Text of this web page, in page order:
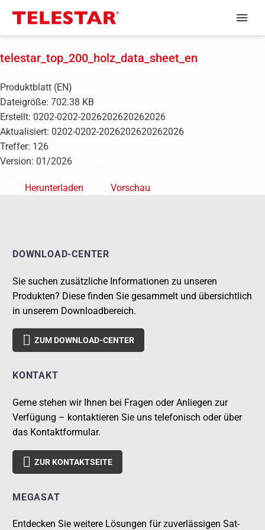
telestar_top_200_holz_data_sheet_en
Produktblatt (EN)
Dateigröße: 702.38 KB
Erstellt: 0202-0202-2026202620262026
Aktualisiert: 0202-0202-2026202620262026
Treffer: 126
Version: 01/2026
Herunterladen Vorschau
DOWNLOAD-CENTER
Sie suchen zusätzliche Informationen zu unseren
Produkten? Diese finden Sie gesammelt und übersichtlich
in unserem Downloadbereich.
 ZUM DOWNLOAD-CENTER
KONTAKT
Gerne stehen wir Ihnen bei Fragen oder Anliegen zur
Verfügung – kontaktieren Sie uns telefonisch oder über
das Kontaktformular.
 ZUR KONTAKTSEITE
MEGASAT
Entdecken Sie weitere Lösungen für zuverlässigen Sat-